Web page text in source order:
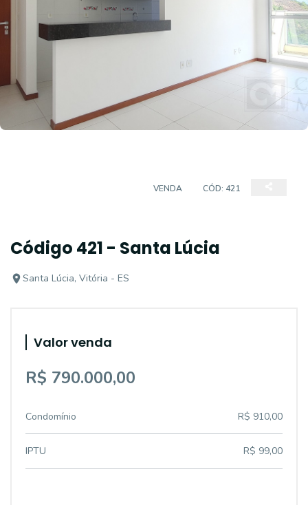
VENDA CÓD: 421
Código 421 - Santa Lúcia
Santa Lúcia, Vitória - ES
Valor venda
R$ 790.000,00
Condomínio R$ 910,00
IPTU R$ 99,00